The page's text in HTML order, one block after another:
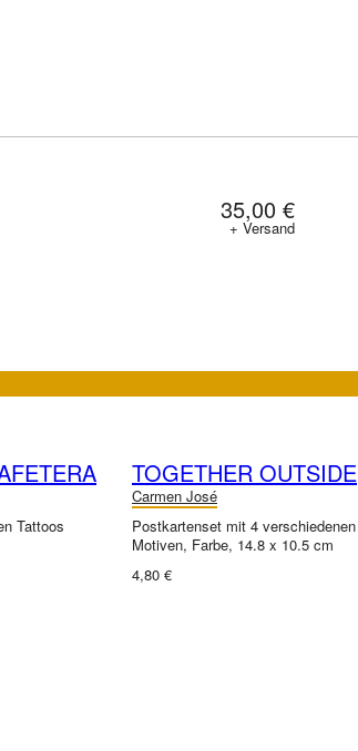
35,00 €
+ Versand
Tattoos
TOGETHER OUTSIDE
Carmen José
Postkartenset mit 4 verschiedenen
Motiven, Farbe, 14.8 x 10.5 cm
4,80 €